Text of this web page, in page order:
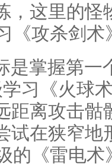
，这里的
《攻杀剑术
是掌握第一
学习《火球
距离攻击骷
试在狭窄地
的《雷电